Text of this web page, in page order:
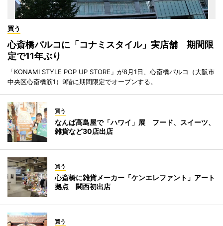
買う
心斎橋パルコに「コナミスタイル」実店舗 期間限
定で11年ぶり
「KONAMI STYLE POP UP STORE」が8月1日、心斎橋パルコ（大阪市
中央区心斎橋筋1）9階に期間限定でオープンする。
買う
なんば高島屋で「ハワイ」展 フード、スイーツ、
雑貨など30店出店
買う
心斎橋に雑貨メーカー「ケンエレファント」アート
拠点 関西初出店
買う